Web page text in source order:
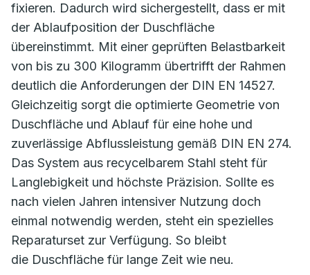
fixieren. Dadurch wird sichergestellt, dass er mit
der Ablaufposition der Duschfläche
übereinstimmt. Mit einer geprüften Belastbarkeit
von bis zu 300 Kilogramm übertrifft der Rahmen
deutlich die Anforderungen der DIN EN 14527.
Gleichzeitig sorgt die optimierte Geometrie von
Duschfläche und Ablauf für eine hohe und
zuverlässige Abflussleistung gemäß DIN EN 274.
Das System aus recycelbarem Stahl steht für
Langlebigkeit und höchste Präzision. Sollte es
nach vielen Jahren intensiver Nutzung doch
einmal notwendig werden, steht ein spezielles
Reparaturset zur Verfügung. So bleibt
die Duschfläche für lange Zeit wie neu.